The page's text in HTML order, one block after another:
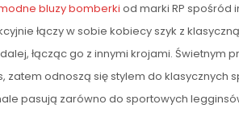
bluzy bomberki od marki RP spośród
łączy w sobie kobiecy szyk z
łącząc go z innymi krojami.
zatem odnoszą się stylem do
pasują zarówno do sportowych